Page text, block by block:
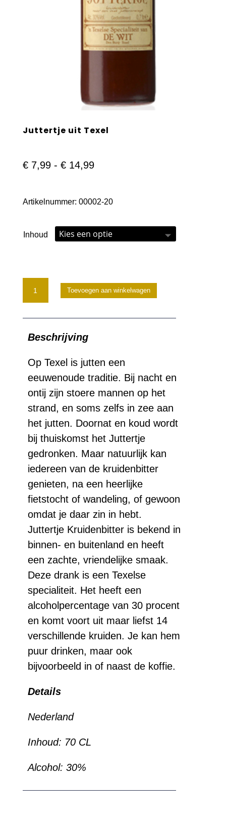
Juttertje uit Texel
€7,99 - €14,99Prijsklasse:
tot
Artikelnummer: 00002-20
Inhoud
Juttertje
uit
aantal
Toevoegen aan winkelwagen
Beschrijving
Op Texel is jutten een
eeuwenoude traditie. Bij nacht en
ontij zijn stoere mannen op het
strand, en soms zelfs in zee aan
het jutten. Doornat en koud wordt
bij thuiskomst het Juttertje
gedronken. Maar natuurlijk kan
iedereen van de kruidenbitter
genieten, na een heerlijke
fietstocht of wandeling, of gewoon
omdat je daar zin in hebt.
Juttertje Kruidenbitter is bekend in
binnen- en buitenland en heeft
een zachte, vriendelijke smaak.
Deze drank is een Texelse
specialiteit. Het heeft een
alcoholpercentage van 30 procent
en komt voort uit maar liefst 14
verschillende kruiden. Je kan hem
puur drinken, maar ook
bijvoorbeeld in of naast de koffie.
Details
Nederland
Inhoud: 70 CL
Alcohol: 30%